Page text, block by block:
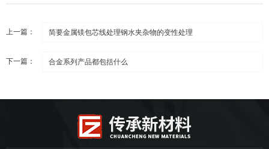
上一篇： 简要金属镁包芯线处理钢水夹杂物的变性处理
下一篇： 合金系列产品都包括什么